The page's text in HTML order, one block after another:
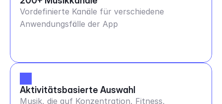
Vordefinierte Kanäle für verschiedene
Anwendungsfälle der App
Aktivitätsbasierte Auswahl
Musik, die auf Konzentration, Fitness,